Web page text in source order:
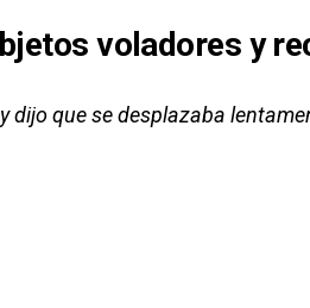
voladores y
dijo que se desplazaba